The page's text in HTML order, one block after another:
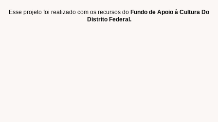
Esse projeto foi realizado com os recursos do Fundo de Apoio à Cultura Do
Distrito Federal.